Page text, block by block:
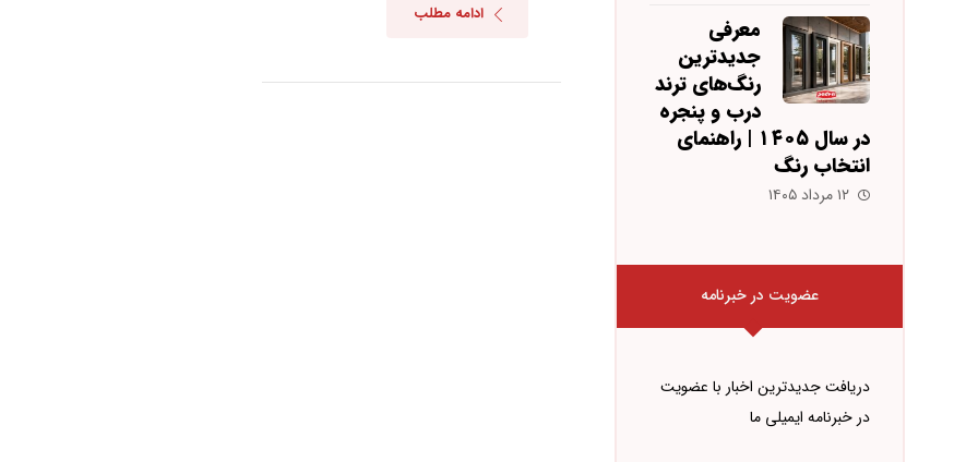
ادامه مطلب
معرفی
جدیدترین
رنگ‌های ترند
درب و پنجره
در سال ۱۴۰۵ | راهنمای
انتخاب رنگ
۱۲ مرداد ۱۴۰۵
عضویت در خبرنامه
دریافت جدیدترین اخبار با عضویت
در خبرنامه ایمیلی ما